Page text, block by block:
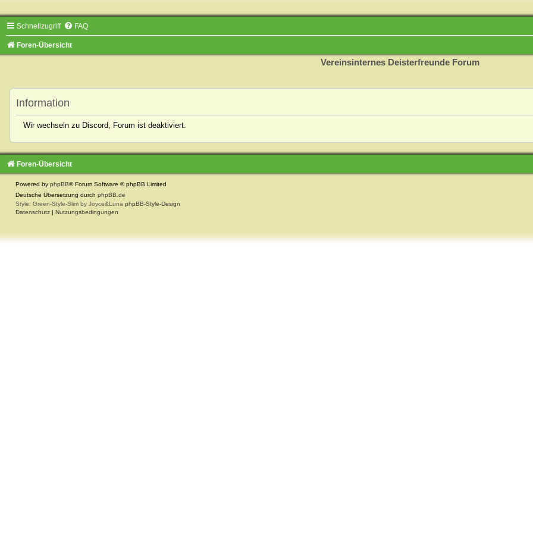
Schnellzugriff FAQ
Foren-Übersicht
Vereinsinternes Deisterfreunde Forum
Information
Wir wechseln zu Discord, Forum ist deaktiviert.
Foren-Übersicht
Powered by phpBB® Forum Software © phpBB Limited
Deutsche Übersetzung durch phpBB.de
Style: Green-Style-Slim by Joyce&Luna phpBB-Style-Design
Datenschutz | Nutzungsbedingungen